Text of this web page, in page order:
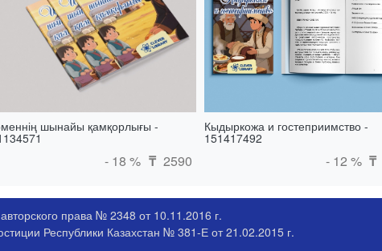
шынайы қамқорлығы -
- 18 % ₸ 2590
Кыдыркожа и гостеприимство -
151417492
- 12 % ₸
права № 2348 от 10.11.2016 г.
Республики Казахстан № 381-Е от 21.02.2015 г.